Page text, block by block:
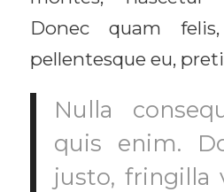
Donec quam
pellentesque eu,
Nulla
quis enim.
justo, fringilla